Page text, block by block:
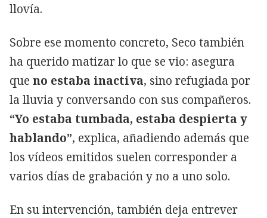
llovía.
Sobre ese momento concreto, Seco también
ha querido matizar lo que se vio: asegura
que no estaba inactiva, sino refugiada por
la lluvia y conversando con sus compañeros.
“Yo estaba tumbada, estaba despierta y
hablando”, explica, añadiendo además que
los vídeos emitidos suelen corresponder a
varios días de grabación y no a uno solo.
En su intervención, también deja entrever